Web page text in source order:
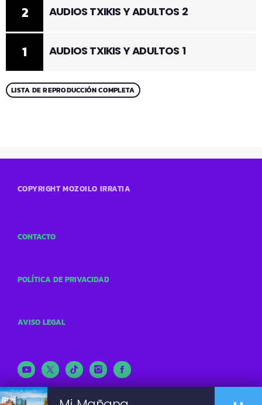
1 AUDIOS TXIKIS Y ADULTOS 1
2 AUDIOS TXIKIS Y ADULTOS 2
LISTA DE REPRODUCCIÓN COMPLETA
COPYRIGHT MOZOILO IRRATIA
CONTACTO
POLÍTICA DE PRIVACIDAD
AVISO LEGAL